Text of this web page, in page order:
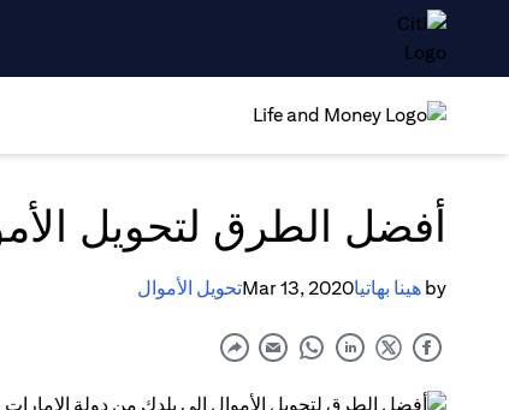
أفضل الطرق لتحويل
by هينا بهاتياMar 13, 2020تحويل الأموال